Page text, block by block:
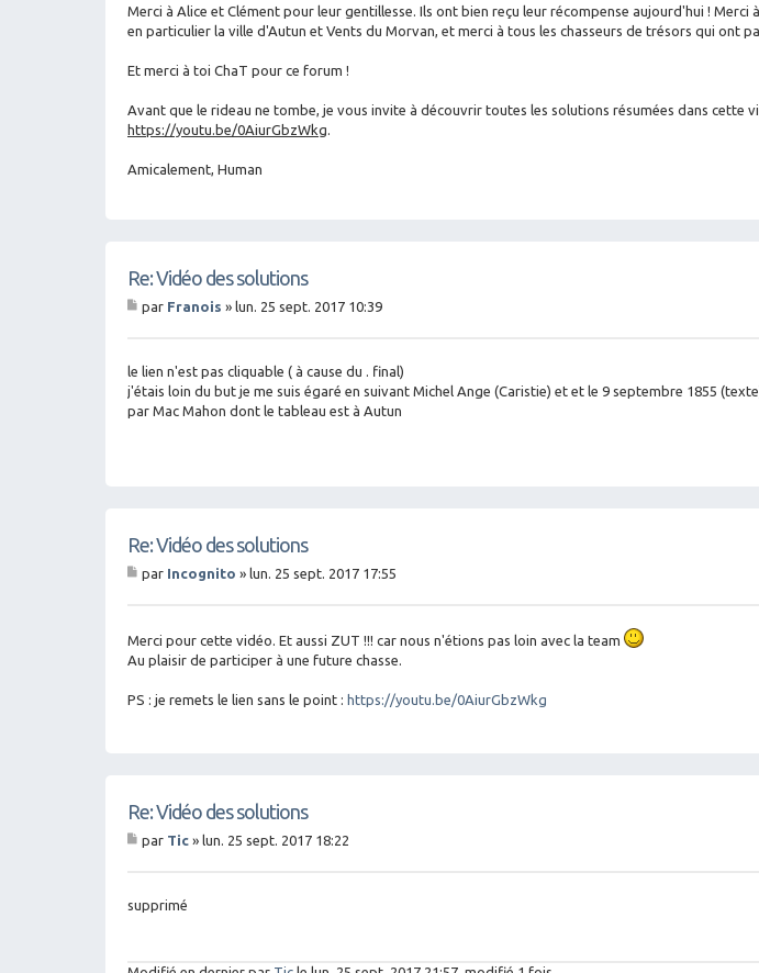
g
e
Merci à Alice et Clément pour leur gentillesse. Ils ont bien reçu leur récompense aujourd'hui ! Merci
en particulier la ville d'Autun et Vents du Morvan, et merci à tous les chasseurs de trésors qui ont
Et merci à toi ChaT pour ce forum !
Avant que le rideau ne tombe, je vous invite à découvrir toutes les solutions résumées dans cette
https://youtu.be/0AiurGbzWkg
Amicalement, Human
Re: Vidéo des solutions
g
e
par Franois » lun. 25 sept. 2017 10:39
le lien n'est pas cliquable ( à cause du . final)
j'étais loin du but je me suis égaré en suivant Michel Ange (Caristie) et et le 9 septembre 1855
par Mac Mahon dont le tableau est à Autun
Re: Vidéo des solutions
g
e
par Incognito » lun. 25 sept. 2017 17:55
Merci pour cette vidéo. Et aussi ZUT !!! car nous n'étions pas loin avec la team
Au plaisir de participer à une future chasse.
PS : je remets le lien sans le point : https://youtu.be/0AiurGbzWkg
Re: Vidéo des solutions
g
par Tic » lun. 25 sept. 2017 18:22
supprimé